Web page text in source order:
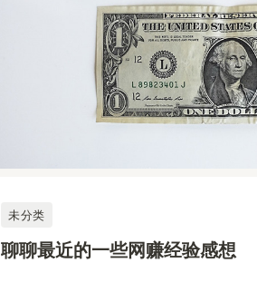
未分类
聊聊最近的一些网赚经验感想